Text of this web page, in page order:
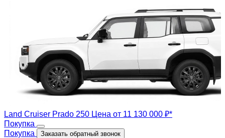
Land Cruiser Prado 250 Цена от 11 130 000 ₽*
Покупка
Покупка
Заказать обратный звонок